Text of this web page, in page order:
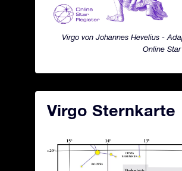
Virgo von Johannes Hevelius -
Online
Virgo Sternkarte